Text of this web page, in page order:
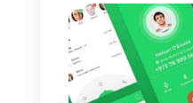
utenti